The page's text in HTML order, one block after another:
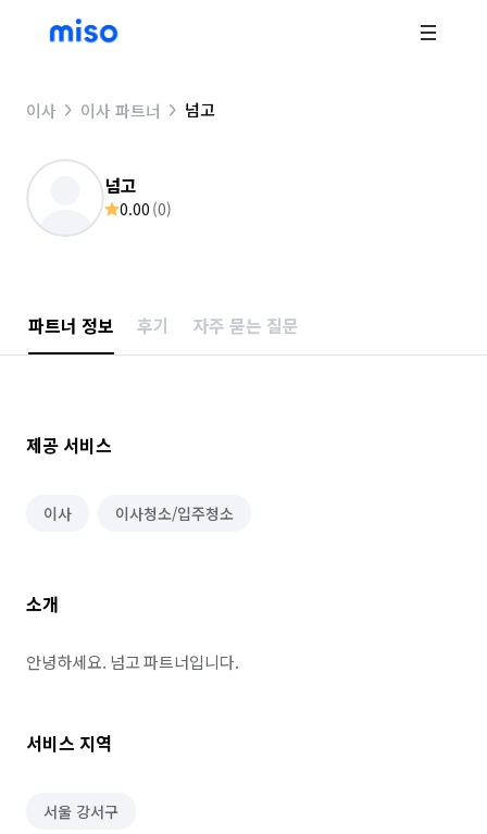
이사 이사 파트너 넘고
넘고
0.00 (0)
파트너 정보 후기 자주 묻는 질문
제공 서비스
이사 이사청소/입주청소
소개
안녕하세요. 넘고 파트너입니다.
서비스 지역
서울 강서구